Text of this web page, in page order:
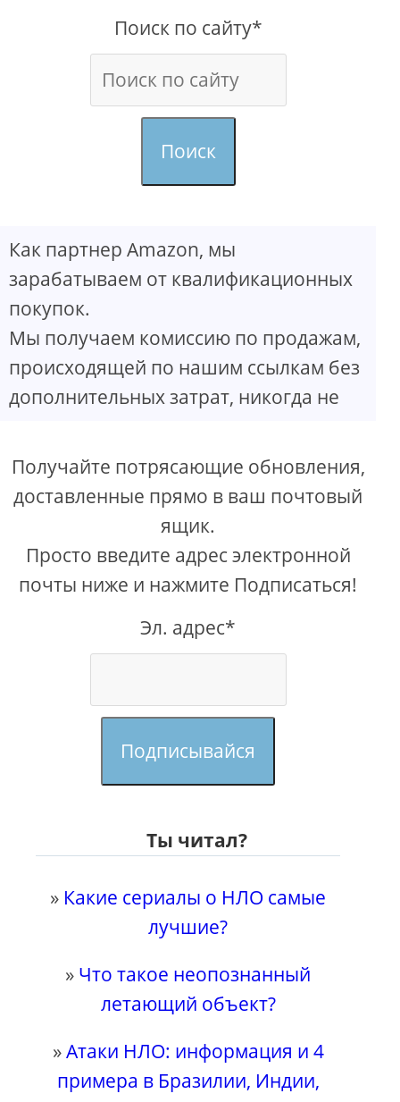
Поиск по сайту*
Поиск
Как партнер Amazon, мы
зарабатываем от квалификационных
покупок.
Мы получаем комиссию по продажам,
происходящей по нашим ссылкам без
дополнительных затрат, никогда не
Получайте потрясающие обновления,
доставленные прямо в ваш почтовый
ящик.
Просто введите адрес электронной
почты ниже и нажмите Подписаться!
Эл. адрес*
Подписывайся
Ты читал?
» Какие сериалы о НЛО самые
лучшие?
» Что такое неопознанный
летающий объект?
»Атаки НЛО: информация и 4
примера в Бразилии, Индии,